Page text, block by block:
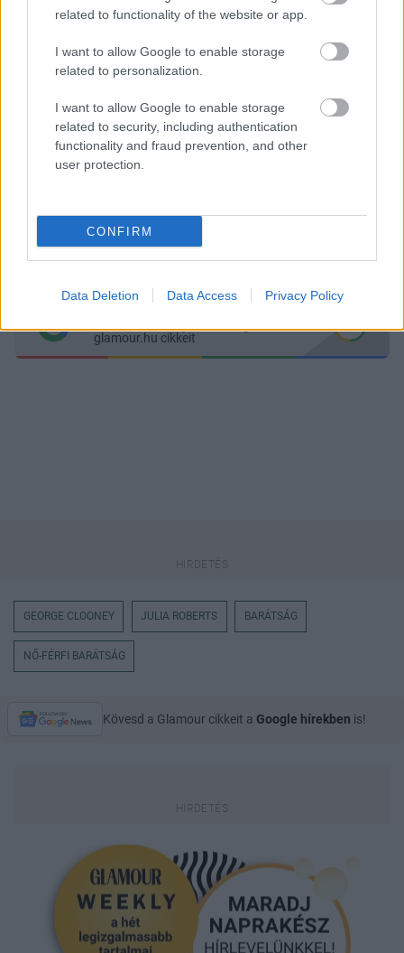
related to functionality of the website or app.
I want to allow Google to enable storage
related to personalization.
I want to allow Google to enable storage
related to security, including authentication
functionality and fraud prevention, and other
user protection.
CONFIRM
Data Deletion Data Access Privacy Policy
Megosztás
Messengeren
glamour.hu cikkeit
GEORGE CLOONEY JULIA ROBERTS BARÁTSÁG
NŐ-FÉRFI BARÁTSÁG
Kövesd a Glamour cikkeit a Google hírekben is!